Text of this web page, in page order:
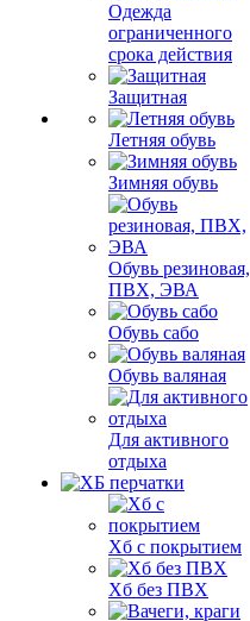
Одежда
ограниченного
срока действия
Защитная
Летняя обувь
Зимняя обувь
Обувь резиновая,
ПВХ, ЭВА
Обувь сабо
Обувь валяная
Для активного
отдыха
Хб с покрытием
Хб без ПВХ